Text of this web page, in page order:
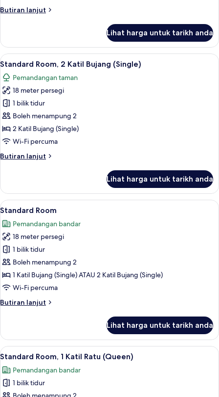
(Queen)
Butiran lanjut
Butiran
Suite,
Katil
(Queen)
Lihat harga untuk tarikh anda
Lihat
semua
foto
untuk
Standard
Room,
2
Katil
(Single)
Peralatan tempat tidur premium,
10
Standard Room, 2 Katil Bujang (Single)
Pemandangan taman
18 meter persegi
1 bilik tidur
Boleh menampung 2
2 Katil Bujang (Single)
Wi-Fi percuma
Butiran lanjut
Butiran
Room,
Katil
(Single)
Lihat harga untuk tarikh anda
Lihat
semua
foto
untuk
Standard
Room
Peralatan tempat tidur premium,
14
Standard Room
Pemandangan bandar
18 meter persegi
1 bilik tidur
Boleh menampung 2
1 Katil Bujang (Single) ATAU 2 Katil Bujang (Single)
Wi-Fi percuma
Butiran lanjut
Butiran
Room
Lihat harga untuk tarikh anda
Lihat
semua
foto
untuk
Peralatan tempat tidur premium,
9
Standard Room, 1 Katil Ratu (Queen)
Pemandangan bandar
1 bilik tidur